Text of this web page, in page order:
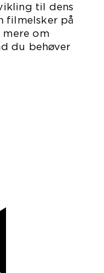
til dens
filmelsker på
om
du behøver